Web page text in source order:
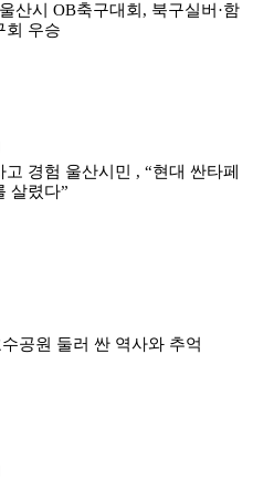
산시 OB축구대회, 북구실버·함
회 우승
고 경험 울산시민 , “현대 싼타페
살렸다”
공원 둘러 싼 역사와 추억